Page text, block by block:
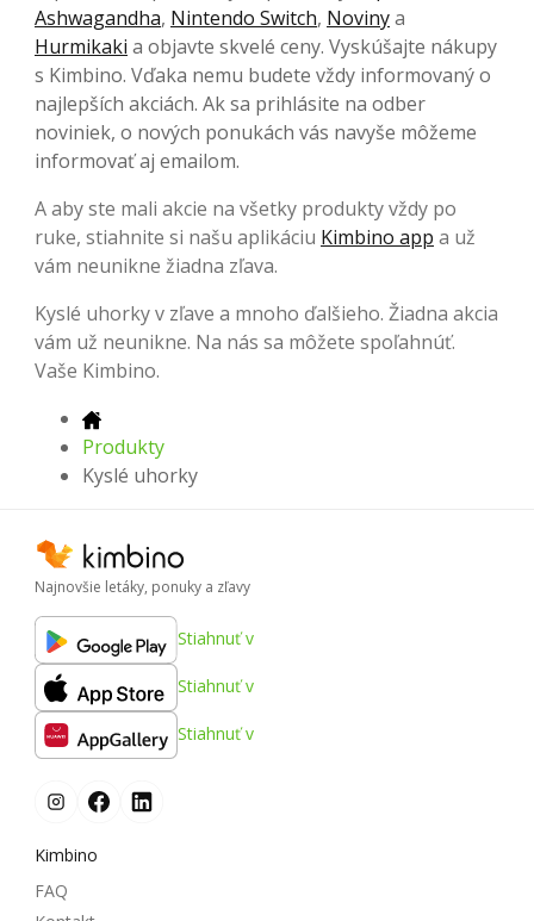
Ashwagandha, Nintendo Switch, Novinya
Hurmikaki a objavte skvelé ceny. Vyskúšajte nákupy
s Kimbino. Vďaka nemu budete vždy informovaný o
najlepších akciách. Ak sa prihlásite na odber
noviniek, o nových ponukách vás navyše môžeme
informovať aj emailom.
A aby ste mali akcie na všetky produkty vždy po
ruke, stiahnite si našu aplikáciu Kimbino app a už
vám neunikne žiadna zľava.
Kyslé uhorky v zľave a mnoho ďalšieho. Žiadna akcia
vám už neunikne. Na nás sa môžete spoľahnúť.
Vaše Kimbino.
Produkty
Kyslé uhorky
Najnovšie letáky, ponuky a zľavy
Stiahnuť v
Stiahnuť v
Stiahnuť v
Kimbino
FAQ